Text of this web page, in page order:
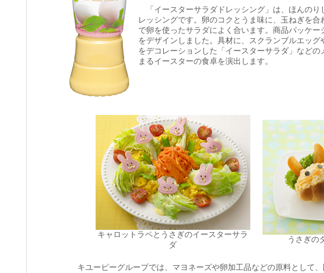
「イースターサラダドレッシング」は、ほんのり
レッシングです。卵のコクとうま味に、玉ねぎを
で卵を使ったサラダによく合います。商品パッケ
をデザインしました。具材に、スクランブルエッ
をデコレーションした「イースターサラダ」など
まるイースターの食卓を演出します。
キャロットラペとうさぎのイースターサラ
ダ
うさぎの
キユーピーグループでは、マヨネーズや卵加工品などの原料として